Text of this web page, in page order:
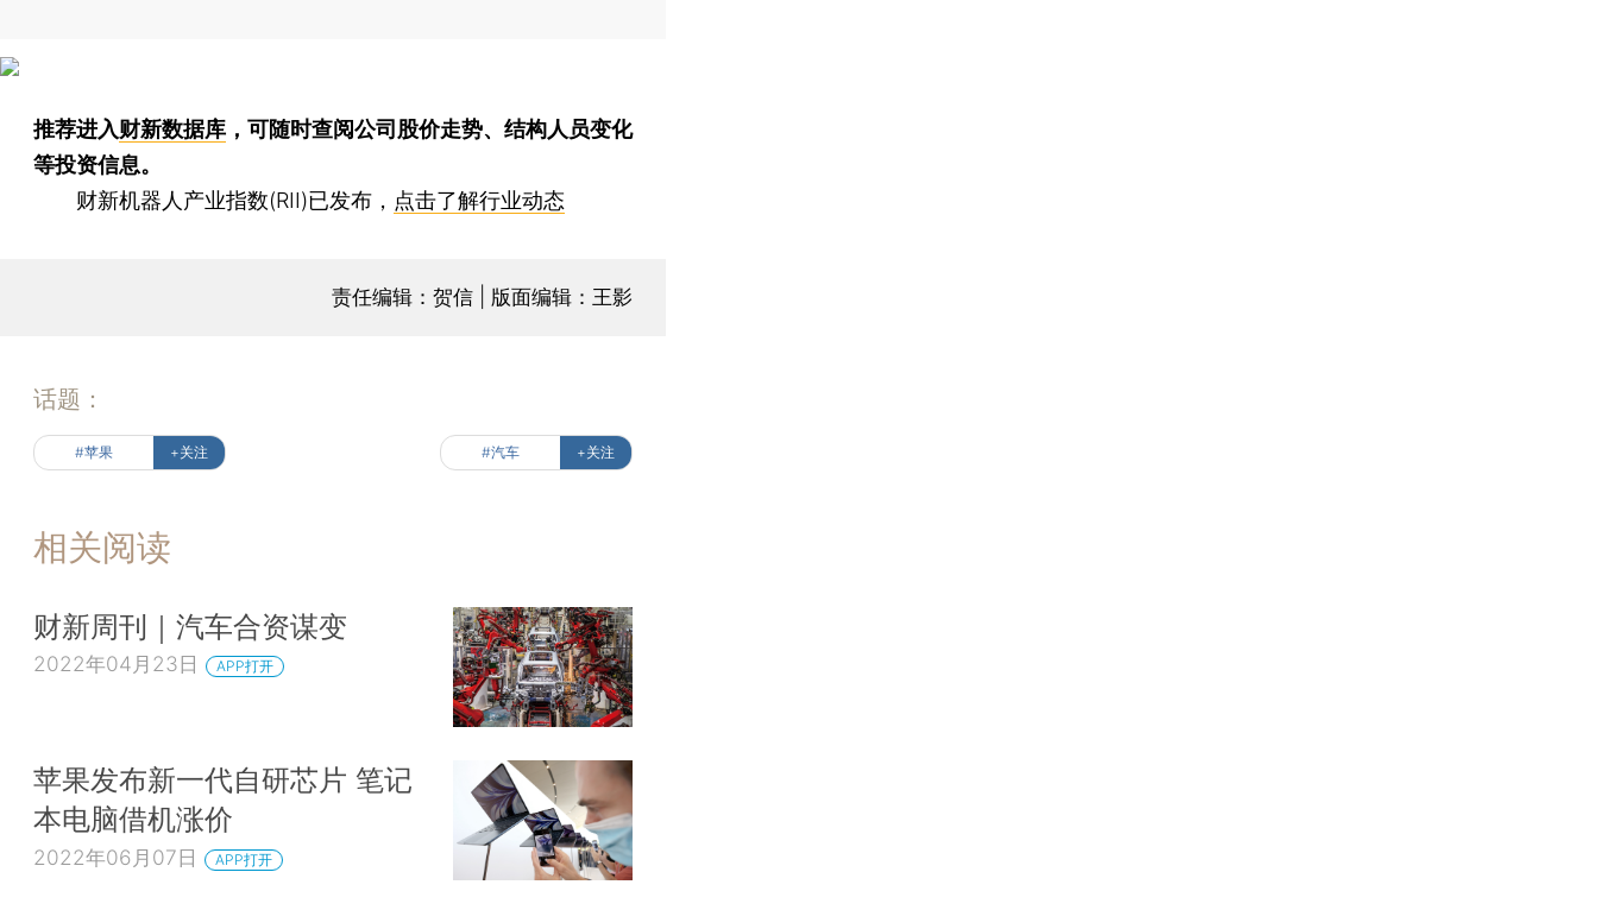
推荐进入财新数据库 ，可随时查阅公司股价走势、结构人员变化
等投资信息。
财新机器人产业指数(RII)已发布， 点击了解行业动态
责任编辑：贺信 | 版面编辑：王影
话题：
#苹果 +关注 #汽车 +关注
相关阅读
财新周刊｜汽车合资谋变
2022年04月23日 APP打开
苹果发布新一代自研芯片 笔记
本电脑借机涨价
2022年06月07日 APP打开